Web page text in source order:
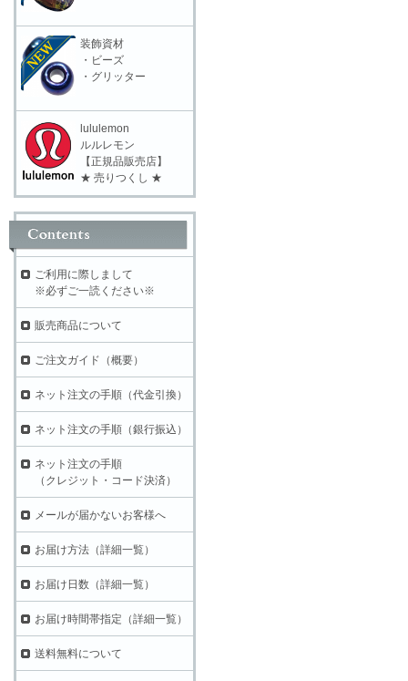
装飾資材
・ビーズ
・グリッター
lululemon
ルルレモン
【正規品販売店】
★ 売りつくし ★
ご利用に際しまして
※必ずご一読ください※
販売商品について
ご注文ガイド（概要）
ネット注文の手順（代金引換）
ネット注文の手順（銀行振込）
ネット注文の手順
（クレジット・コード決済）
メールが届かないお客様へ
お届け方法（詳細一覧）
お届け日数（詳細一覧）
お届け時間帯指定（詳細一覧）
送料無料について